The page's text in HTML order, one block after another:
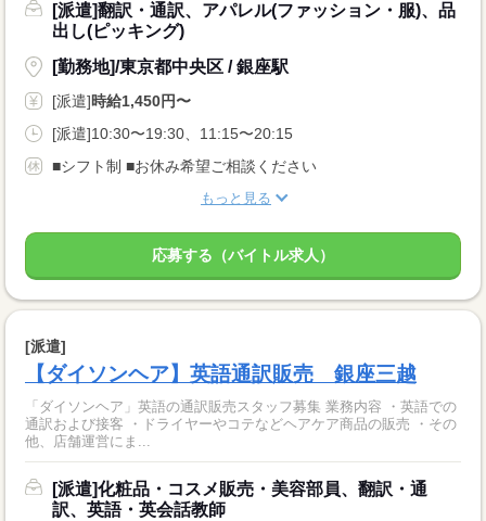
[派遣]翻訳・通訳、アパレル(ファッション・服)、品
出し(ピッキング)
[勤務地]/東京都中央区 / 銀座駅
[派遣]時給1,450円〜
[派遣]10:30〜19:30、11:15〜20:15
■シフト制 ■お休み希望ご相談ください
もっと見る
応募する（バイトル求人）
[派遣]
【ダイソンヘア】英語通訳販売 銀座三越
「ダイソンヘア」英語の通訳販売スタッフ募集 業務内容 ・英語での
通訳および接客 ・ドライヤーやコテなどヘアケア商品の販売 ・その
他、店舗運営にま...
[派遣]化粧品・コスメ販売・美容部員、翻訳・通
訳、英語・英会話教師